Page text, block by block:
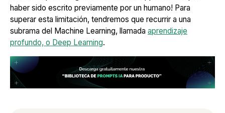
haber sido escrito previamente por un humano! Para
superar esta limitación, tendremos que recurrir a una
subrama del Machine Learning, llamada aprendizaje
profundo, o Deep Learning.